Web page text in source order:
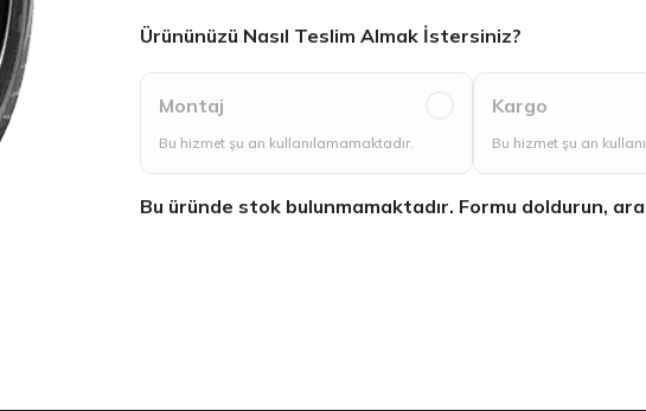
Ürününüzü Nasıl Teslim Almak İstersiniz?
Montaj
Bu hizmet şu an kullanılamamaktadır.
Kargo
Bu hizmet şu an
Bu üründe stok bulunmamaktadır. Formu doldurun,